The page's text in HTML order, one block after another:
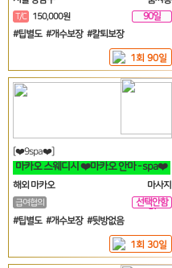
T/C 150,000원
90일
#팁별도 #개수보장 #칼퇴보장
1회 90일
[❤️9spa❤️]
마카오 스웨디시 ❤️마카오 안마 - spa❤️
해외 마카오
마사지
급여협의
선택안함
일
#팁별도 #개수보장 #뒷방없음
1회 30일